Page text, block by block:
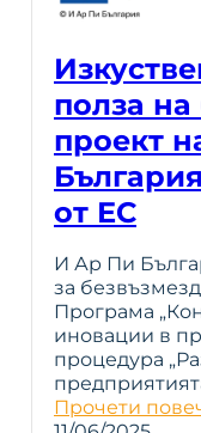
полза
проект
от ЕС
И Ар Пи
за
Програма
иновации в
процедура
Прочети